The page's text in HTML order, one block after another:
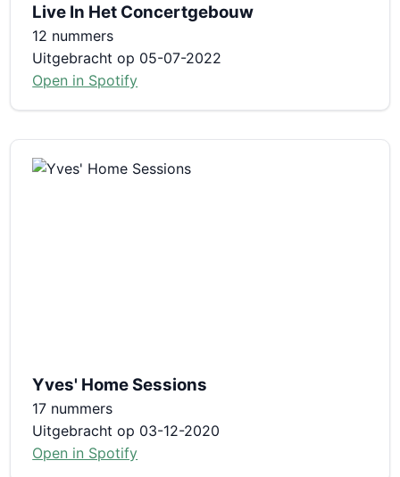
Live In Het Concertgebouw
12 nummers
Uitgebracht op 05-07-2022
Open in Spotify
Yves' Home Sessions
17 nummers
Uitgebracht op 03-12-2020
Open in Spotify